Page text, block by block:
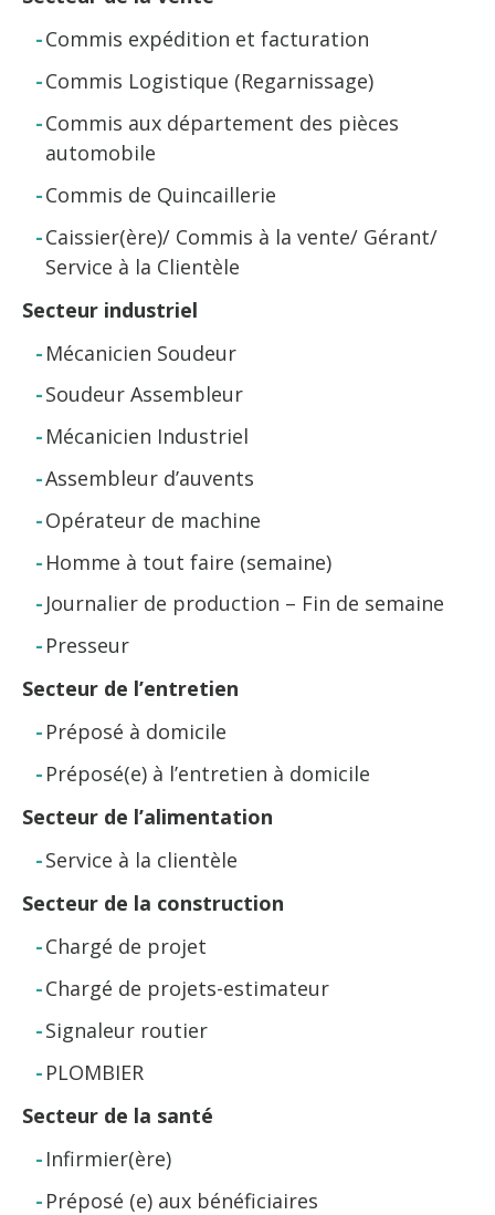
Commis expédition et facturation
Commis Logistique (Regarnissage)
Commis aux département des pièces
automobile
Commis de Quincaillerie
Caissier(ère)/ Commis à la vente/ Gérant/
Service à la Clientèle
Secteur industriel
Mécanicien Soudeur
Soudeur Assembleur
Mécanicien Industriel
Assembleur d’auvents
Opérateur de machine
Homme à tout faire (semaine)
Journalier de production – Fin de semaine
Presseur
Secteur de l’entretien
Préposé à domicile
Préposé(e) à l’entretien à domicile
Secteur de l’alimentation
Service à la clientèle
Secteur de la construction
Chargé de projet
Chargé de projets-estimateur
Signaleur routier
PLOMBIER
Secteur de la santé
Infirmier(ère)
Préposé (e) aux bénéficiaires